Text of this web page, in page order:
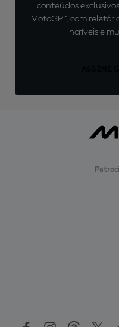
conteúdos
MotoGP™, com
incríveis e